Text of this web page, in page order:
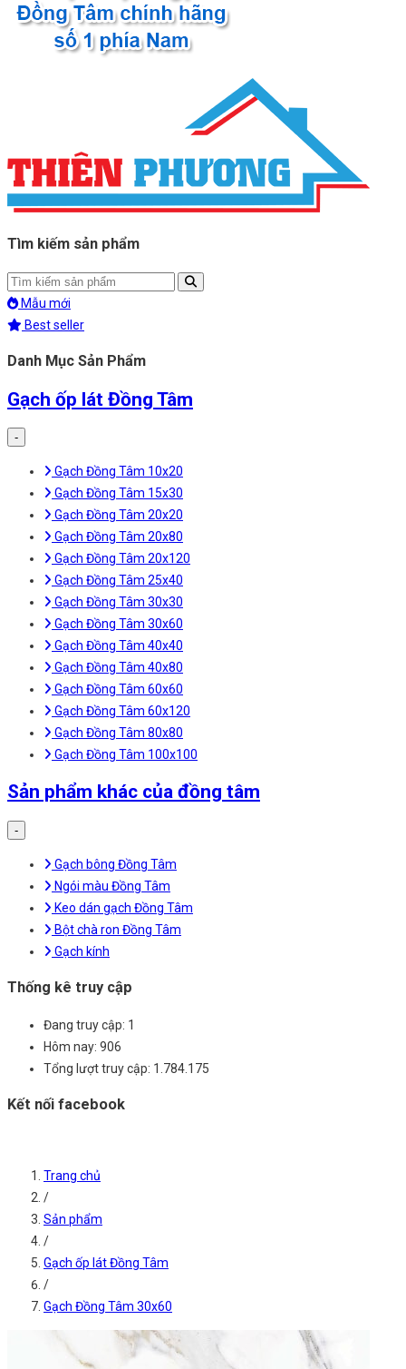
Tìm kiếm sản phẩm
Mẫu mới
Best seller
Danh Mục Sản Phẩm
Gạch ốp lát Đồng Tâm
-
Gạch Đồng Tâm 10x20
Gạch Đồng Tâm 15x30
Gạch Đồng Tâm 20x20
Gạch Đồng Tâm 20x80
Gạch Đồng Tâm 20x120
Gạch Đồng Tâm 25x40
Gạch Đồng Tâm 30x30
Gạch Đồng Tâm 30x60
Gạch Đồng Tâm 40x40
Gạch Đồng Tâm 40x80
Gạch Đồng Tâm 60x60
Gạch Đồng Tâm 60x120
Gạch Đồng Tâm 80x80
Gạch Đồng Tâm 100x100
Sản phẩm khác của đồng tâm
-
Gạch bông Đồng Tâm
Ngói màu Đồng Tâm
Keo dán gạch Đồng Tâm
Bột chà ron Đồng Tâm
Gạch kính
Thống kê truy cập
Đang truy cập: 1
Hôm nay: 906
Tổng lượt truy cập: 1.784.175
Kết nối facebook
Trang chủ
/
Sản phẩm
/
Gạch ốp lát Đồng Tâm
/
Gạch Đồng Tâm 30x60